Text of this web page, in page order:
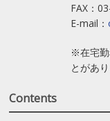
FAX：
E-mail：
※在宅勤
とがあ
Contents